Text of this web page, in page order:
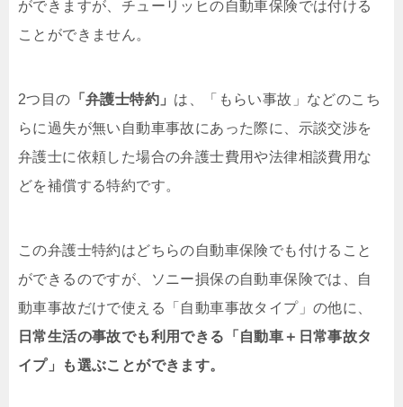
ができますが、チューリッヒの自動車保険では付ける
ことができません。
2つ目の 「弁護士特約」 は、「もらい事故」などのこち
らに過失が無い自動車事故にあった際に、示談交渉を
弁護士に依頼した場合の弁護士費用や法律相談費用な
どを補償する特約です。
この弁護士特約はどちらの自動車保険でも付けること
ができるのですが、ソニー損保の自動車保険では、自
動車事故だけで使える「自動車事故タイプ」の他に、
日常生活の事故でも利用できる「自動車＋日常事故タ
イプ」も選ぶことができます。